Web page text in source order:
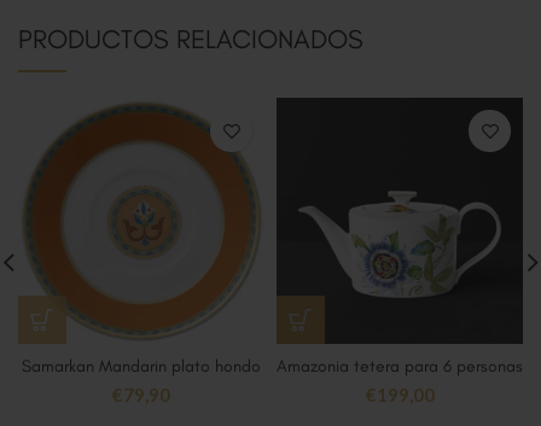
PRODUCTOS RELACIONADOS
Samarkan Mandarin plato hondo
€79,90
Amazonia tetera para 6 personas
€199,00